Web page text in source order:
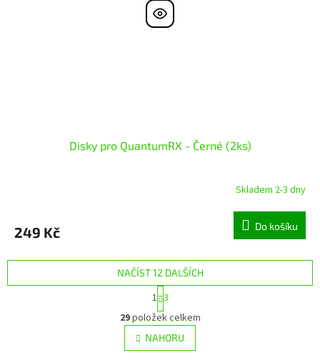
Disky pro QuantumRX - Černé (2ks)
Skladem 2-3 dny
249 Kč Do košíku
O
v
l
á
NAČÍST 12 DALŠÍCH
S
t
r
á
n
k
1 3
29položek celkem
NAHORU